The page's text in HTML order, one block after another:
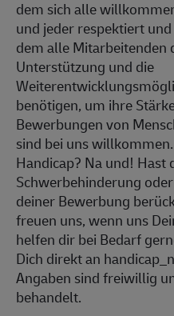
dem sich alle
und jeder respektiert
dem alle Mitarbeitenden
Unterstützung und die
benötigen, um ihre
Bewerbungen von
sind bei uns willkommen.
Handicap? Na und! Hast
Schwerbehinderung
deiner Bewerbung
freuen uns, wenn uns
helfen dir bei Bedarf
Dich direkt an
Angaben sind freiwillig
behandelt.